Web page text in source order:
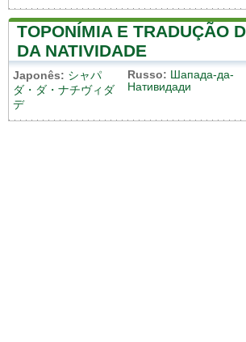
TOPONÍMIA E TRADUÇÃO
DA NATIVIDADE
Japonês: シャパ
ダ・ダ・ナチヴィダ
デ
Russo: Шапада-да-
Нативидади